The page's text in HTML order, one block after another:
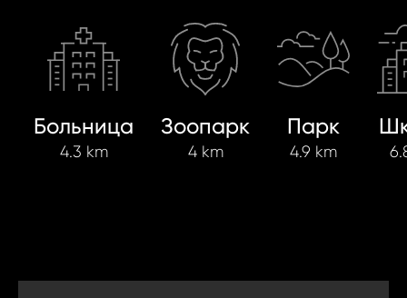
Больница
4.3 km
Зоопарк
4 km
Парк
4.9 km